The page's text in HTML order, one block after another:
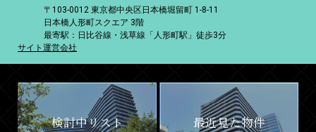
〒103-0012 東京都中央区日本橋堀留町 1-8-11
日本橋人形町スクエア 3階
最寄駅：日比谷線・浅草線「人形町駅」徒歩3分
サイト運営会社
検討中リスト 最近見た物件